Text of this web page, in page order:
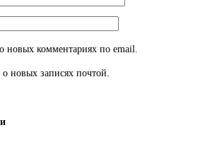
новых комментариях по email.
новых записях почтой.